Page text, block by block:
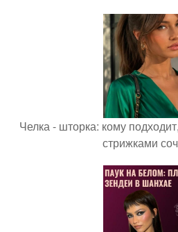
Челка - шторка: кому
стрижками